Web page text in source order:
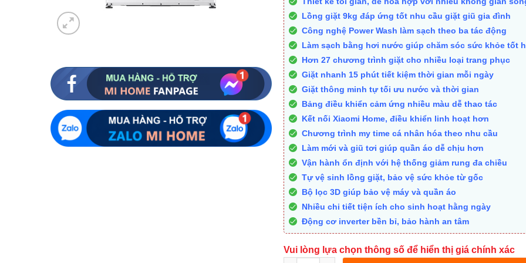
Lồng giặt 9kg đáp ứng tốt nhu cầu giặt giũ gia đình
Công nghệ Power Wash làm sạch theo ba tác động
Làm sạch bằng hơi nước giúp chăm sóc sức khỏe tốt
Hơn 27 chương trình giặt cho nhiều loại trang phục
Giặt nhanh 15 phút tiết kiệm thời gian mỗi ngày
Giặt thông minh tự tối ưu nước và thời gian
Bảng điều khiển cảm ứng nhiều màu dễ thao tác
Kết nối Xiaomi Home, điều khiển linh hoạt hơn
Chương trình my time cá nhân hóa theo nhu cầu
Làm mới và giũ tơi giúp quần áo dễ chịu hơn
Vận hành ổn định với hệ thống giảm rung đa chiều
Tự vệ sinh lồng giặt, bảo vệ sức khỏe từ gốc
Bộ lọc 3D giúp bảo vệ máy và quần áo
Nhiều chi tiết tiện ích cho sinh hoạt hằng ngày
Động cơ inverter bền bỉ, bảo hành an tâm
Vui lòng lựa chọn thông số để hiển thị giá chính xác